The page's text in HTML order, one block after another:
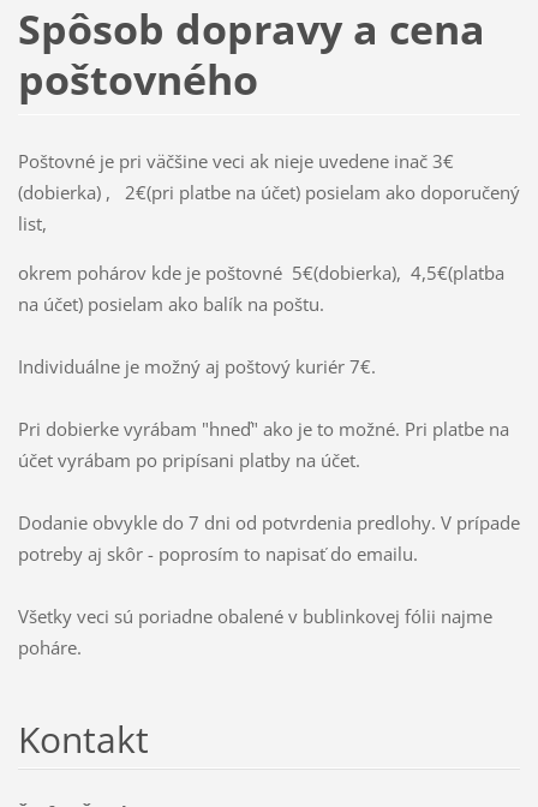
Spôsob dopravy a cena
poštovného
Poštovné je pri väčšine veci ak nieje uvedene inač 3€
(dobierka) , 2€(pri platbe na účet) posielam ako doporučený
list,
okrem pohárov kde je poštovné 5€(dobierka), 4,5€(platba
na účet) posielam ako balík na poštu.
Individuálne je možný aj poštový kuriér 7€.
Pri dobierke vyrábam "hneď" ako je to možné. Pri platbe na
účet vyrábam po pripísani platby na účet.
Dodanie obvykle do 7 dni od potvrdenia predlohy. V prípade
potreby aj skôr - poprosím to napisať do emailu.
Všetky veci sú poriadne obalené v bublinkovej fólii najme
poháre.
Kontakt